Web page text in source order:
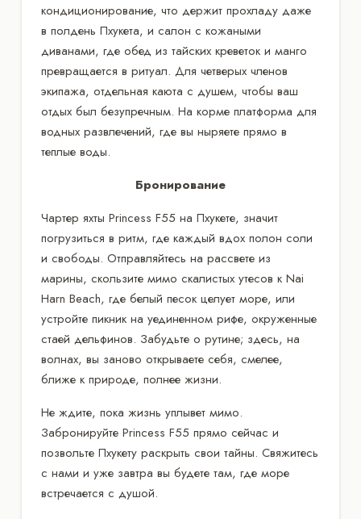
кондиционирование, что держит прохладу даже
в полдень Пхукета, и салон с кожаными
диванами, где обед из тайских креветок и манго
превращается в ритуал. Для четверых членов
экипажа, отдельная каюта с душем, чтобы ваш
отдых был безупречным. На корме платформа для
водных развлечений, где вы ныряете прямо в
теплые воды.
Бронирование
Чартер яхты Princess F55 на Пхукете, значит
погрузиться в ритм, где каждый вдох полон соли
и свободы. Отправляйтесь на рассвете из
марины, скользите мимо скалистых утесов к Nai
Harn Beach, где белый песок целует море, или
устройте пикник на уединенном рифе, окруженные
стаей дельфинов. Забудьте о рутине; здесь, на
волнах, вы заново открываете себя, смелее,
ближе к природе, полнее жизни.
Не ждите, пока жизнь уплывет мимо.
Забронируйте Princess F55 прямо сейчас и
позвольте Пхукету раскрыть свои тайны. Свяжитесь
с нами и уже завтра вы будете там, где море
встречается с душой.